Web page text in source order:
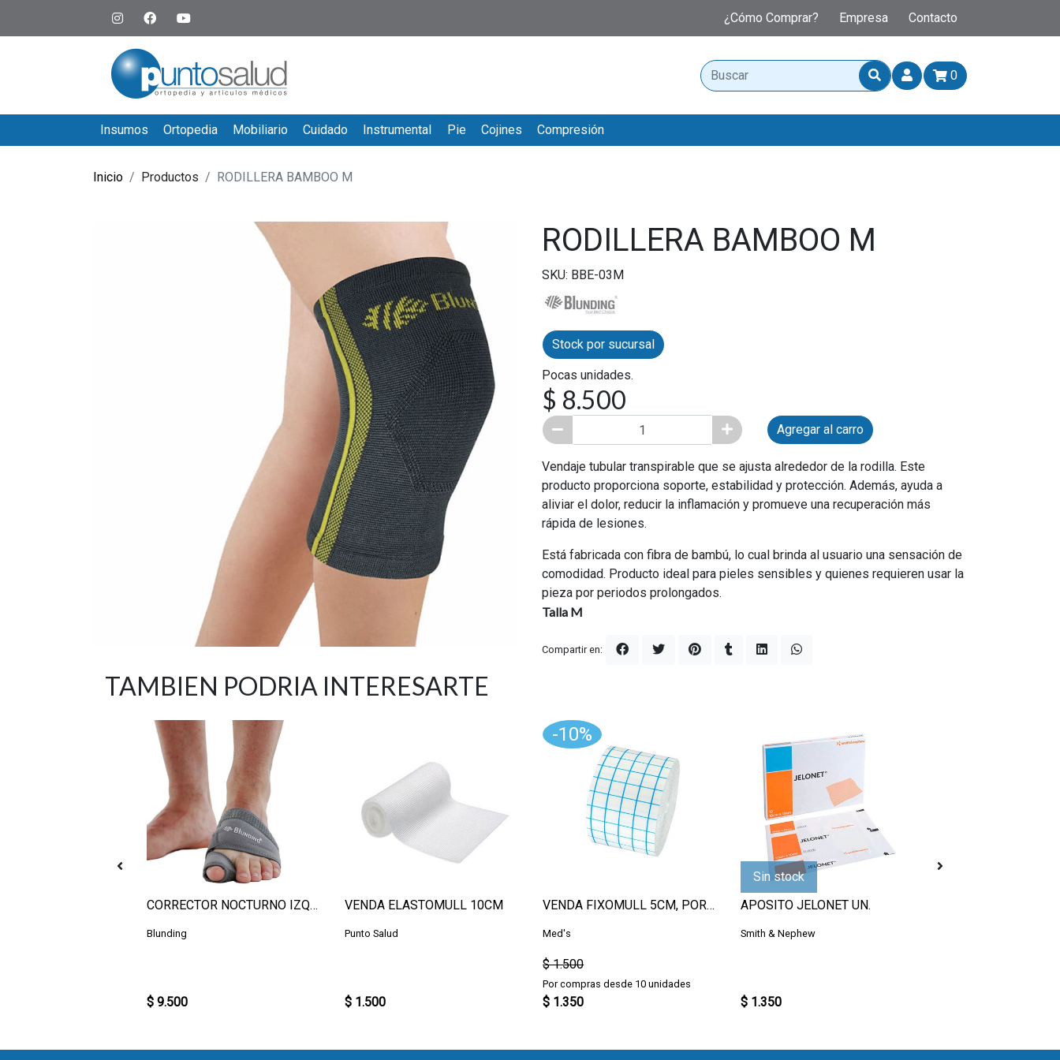
¿Cómo Comprar? Empresa Contacto
0
Insumos Ortopedia Mobiliario Cuidado Instrumental Pie Cojines Compresión
Inicio Productos RODILLERA BAMBOO M
RODILLERA BAMBOO M
SKU: BBE-03M
Stock por sucursal
Pocas unidades.
$ 8.500
Agregar al carro
Vendaje tubular transpirable que se ajusta alrededor de la rodilla. Este
producto proporciona soporte, estabilidad y protección. Además, ayuda a
aliviar el dolor, reducir la inflamación y promueve una recuperación más
rápida de lesiones.
Está fabricada con fibra de bambú, lo cual brinda al usuario una sensación de
comodidad. Producto ideal para pieles sensibles y quienes requieren usar la
pieza por periodos prolongados.
Talla M
Compartir en:
TAMBIEN PODRIA INTERESARTE
CORRECTOR NOCTURNO IZQUIERDO M
Blunding
$ 9.500
VENDA ELASTOMULL 10CM
Punto Salud
$ 1.500
-10%
VENDA FIXOMULL 5CM, POR METRO
Med's
$ 1.500
Por compras desde 10 unidades
$ 1.350
Sin stock
APOSITO JELONET UN.
Smith & Nephew
$ 1.350